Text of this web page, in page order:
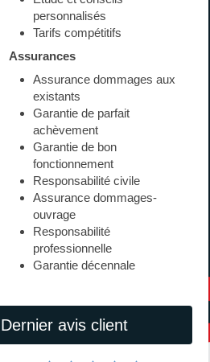
personnalisés
Tarifs compétitifs
Assurances
Assurance dommages aux
existants
Garantie de parfait
achèvement
Garantie de bon
fonctionnement
Responsabilité civile
Assurance dommages-
ouvrage
Responsabilité
professionnelle
Garantie décennale
Dernier avis client